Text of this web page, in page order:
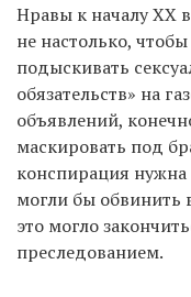
Нравы к началу XX
не настолько,
подыскивать
обязательств» на
объявлений,
маскировать под
конспирация
могли бы обвинить
это могло
преследованием.